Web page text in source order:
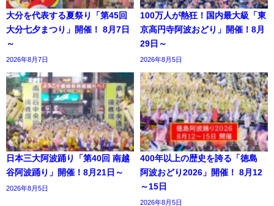
大分を代表する夏祭り「第45回
大分七夕まつり」開催！ 8月7日
～
2026年8月7日
100万人が熱狂！国内最大級「東
京高円寺阿波おどり」開催！8月
29日～
2026年8月5日
日本三大阿波踊り「第40回 南越
谷阿波踊り」開催！8月21日～
2026年8月5日
400年以上の歴史を誇る「徳島
阿波おどり2026」開催！ 8月12
～15日
2026年8月5日